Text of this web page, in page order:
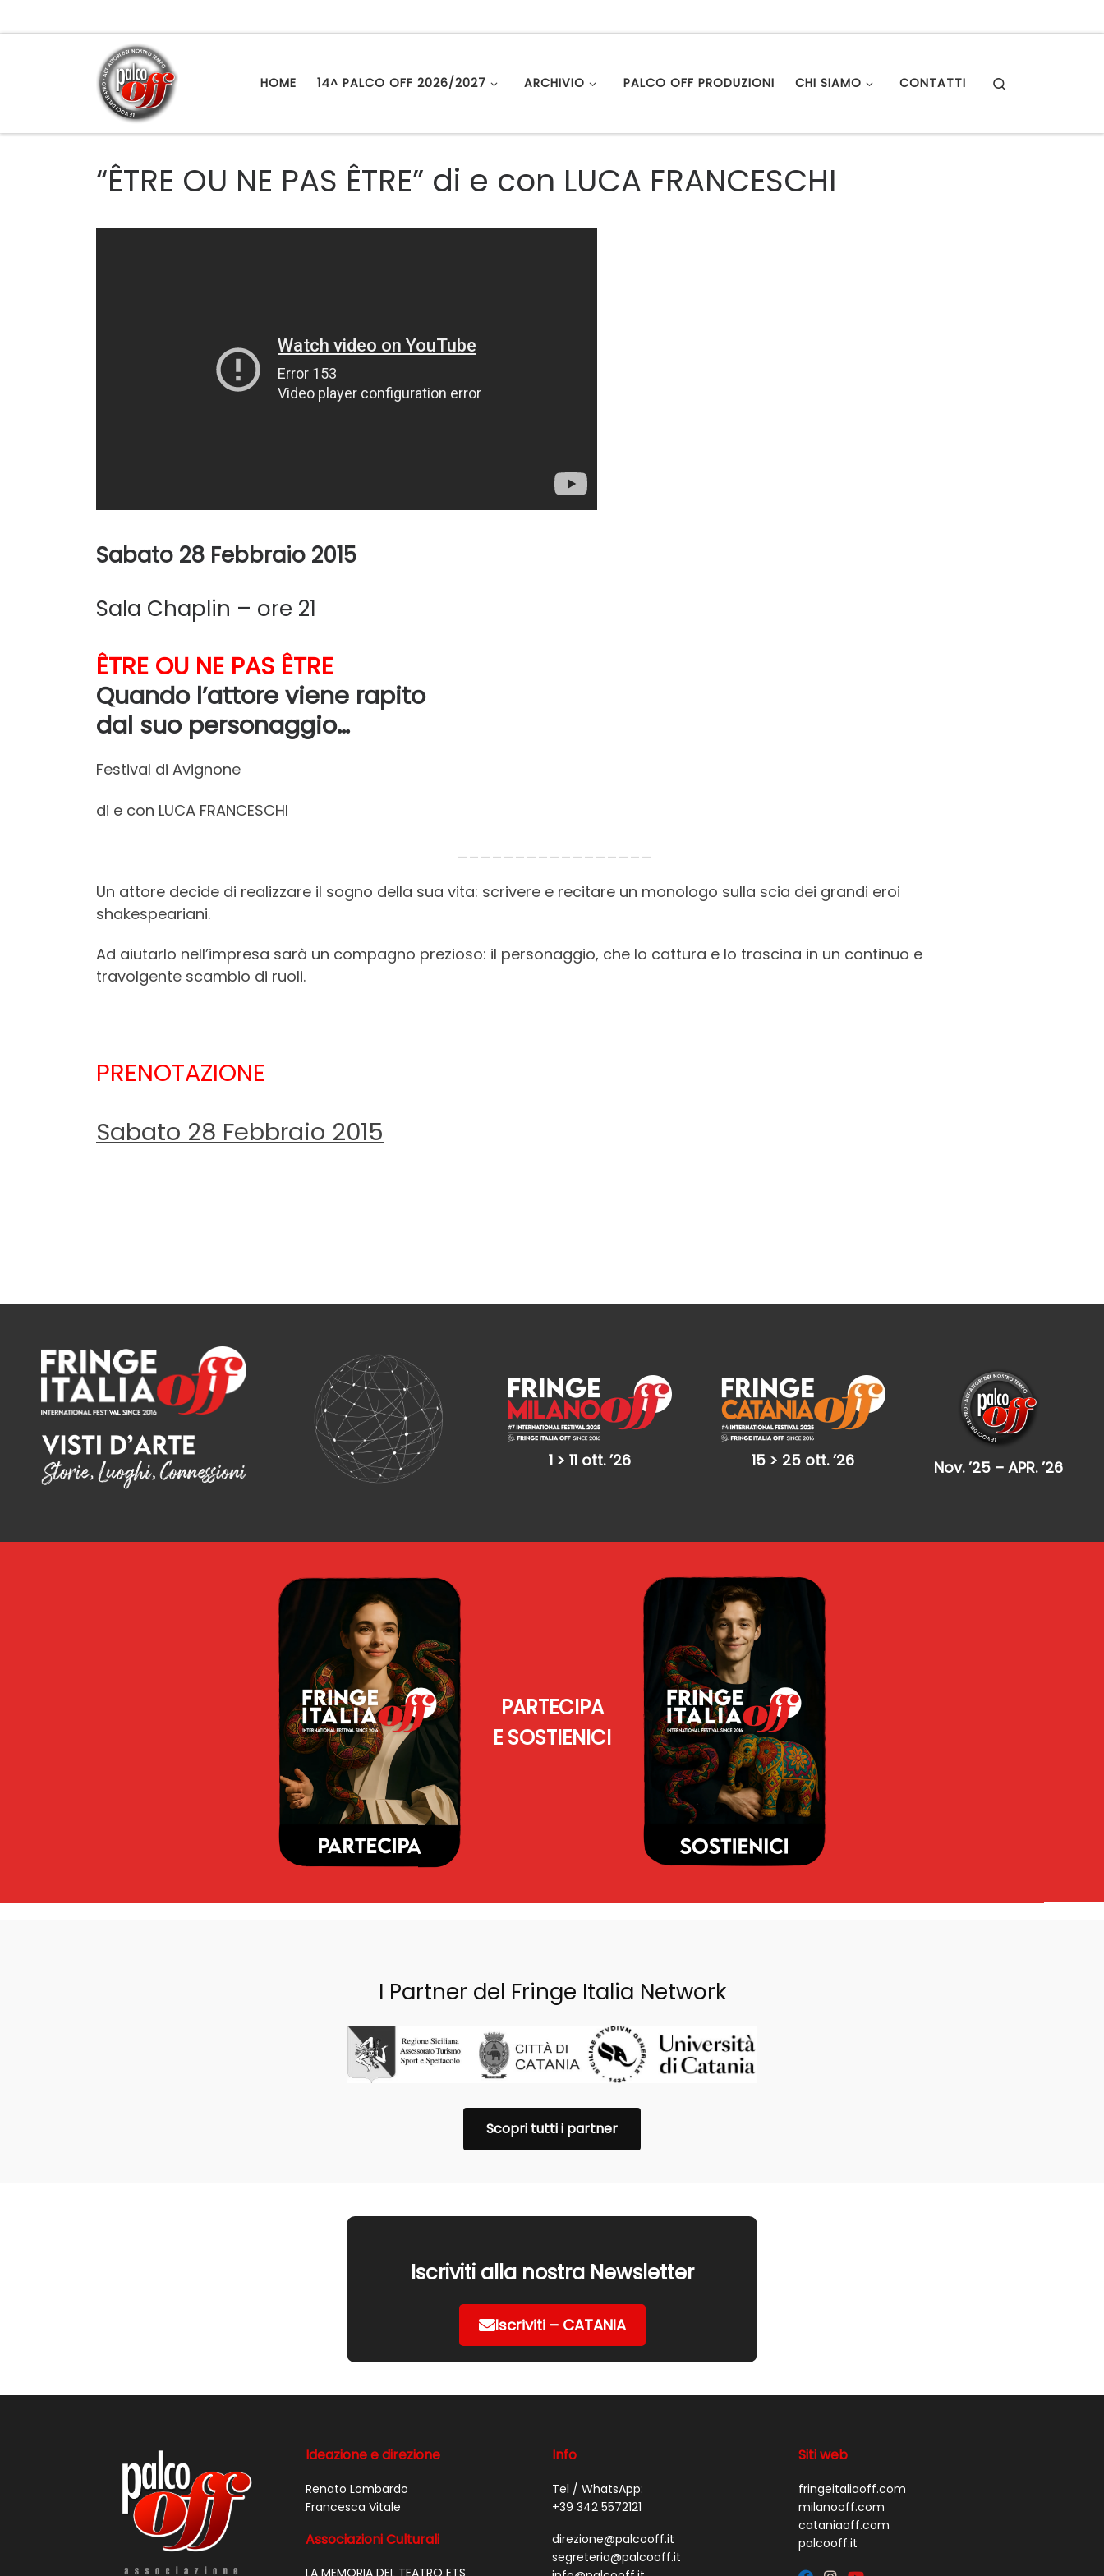
HOME 14^ PALCO OFF 2026/2027 ARCHIVIO PALCO OFF PRODUZIONI CHI SIAMO CONTATTI
“ÊTRE OU NE PAS ÊTRE” di e con LUCA FRANCESCHI
Sabato 28 Febbraio 2015
Sala Chaplin – ore 21
ÊTRE OU NE PAS ÊTRE
Quando l’attore viene rapito
dal suo personaggio…
Festival di Avignone
di e con LUCA FRANCESCHI
Un attore decide di realizzare il sogno della sua vita: scrivere e recitare un monologo sulla scia dei grandi eroi
shakespeariani.
Ad aiutarlo nell’impresa sarà un compagno prezioso: il personaggio, che lo cattura e lo trascina in un continuo e
travolgente scambio di ruoli.
PRENOTAZIONE
Sabato 28 Febbraio 2015
1 > 11 ott. ’26 15 > 25 ott. ’26 Nov. ’25 – APR. ’26
PARTECIPA
E SOSTIENICI
I Partner del Fringe Italia Network
Scopri tutti i partner
Iscriviti alla nostra Newsletter
Iscriviti – CATANIA
Ideazione e direzione
Renato Lombardo
Francesca Vitale
Associazioni Culturali
Info
Tel / WhatsApp:
+39 342 5572121
direzione@palcooff.it
segreteria@palcooff.it
Siti web
fringeitaliaoff.com
milanooff.com
cataniaoff.com
palcooff.it